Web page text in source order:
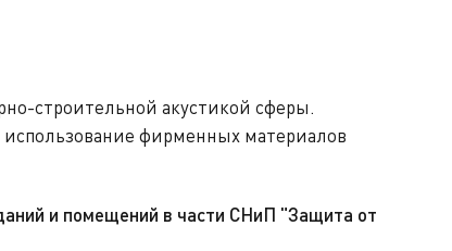
строительной акустикой сферы.
фирменных материалов
и помещений в части СНиП "Защита от